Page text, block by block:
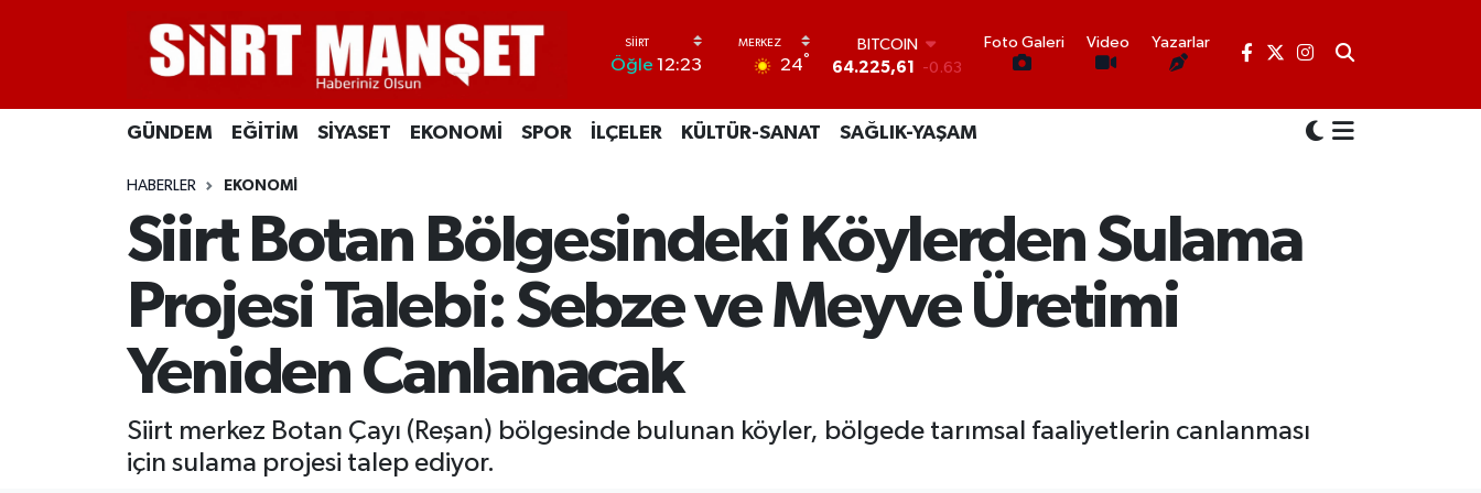
Öğle 12:23 24°
BITCOIN
64.225,61
-0.63
47,7143 0.16
EURO
GRAM ALTIN
6510.40
0.45
BİST100
13.799 70
Foto Galeri Video Yazarlar
GÜNDEM EĞİTİM SİYASET EKONOMİ SPOR İLÇELER KÜLTÜR-SANAT SAĞLIK-YAŞAM
HABERLER EKONOMİ
Siirt Botan Bölgesindeki Köylerden Sulama
Projesi Talebi: Sebze ve Meyve Üretimi
Yeniden Canlanacak
Siirt merkez Botan Çayı (Reşan) bölgesinde bulunan köyler, bölgede tarımsal faaliyetlerin canlanması
için sulama projesi talep ediyor.
SİYASET
EKONOMİ
İLÇELER
KÜLTÜR-SANAT
SAĞLIK-YAŞAM
Siirt Nöbetçi Eczaneler
Siirt Hava Durumu
Siirt Namaz Vakitleri
Siirt Trafik Yoğunluk Haritası
Süper Lig Puan Durumu ve Fikstür
Tüm Manşetler
Son Dakika Haberleri
Haber Arşivi